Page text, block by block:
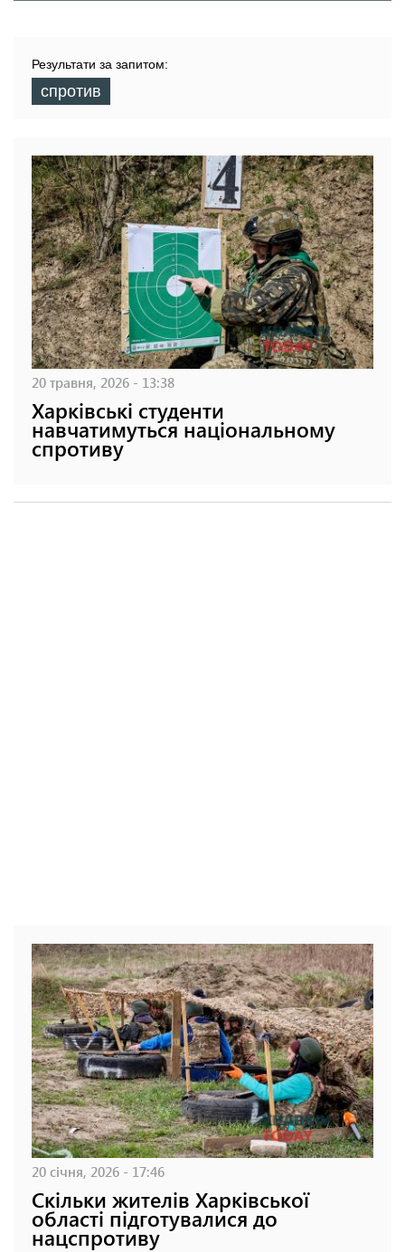
Результати за запитом:
спротив
20 травня, 2026 - 13:38
Харківські студенти
навчатимуться національному
спротиву
20 січня, 2026 - 17:46
Скільки жителів Харківської
області підготувалися до
нацспротиву